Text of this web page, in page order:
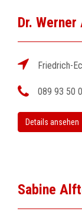
Dr.
Friedrich-
089 93 50
Details ansehen
Sabine